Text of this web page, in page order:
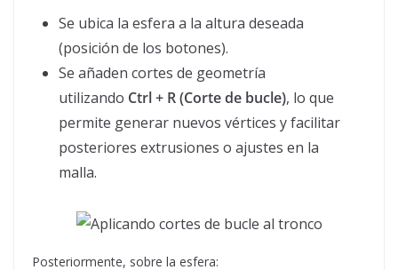
Se ubica la esfera a la altura deseada
(posición de los botones).
Se añaden cortes de geometría
utilizando Ctrl + R (Corte de bucle), lo que
permite generar nuevos vértices y facilitar
posteriores extrusiones o ajustes en la
malla.
Posteriormente, sobre la esfera: